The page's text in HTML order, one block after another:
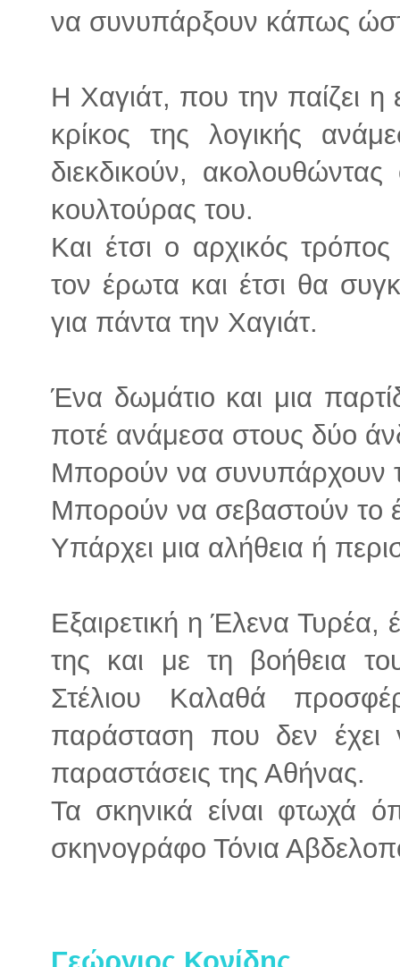
να συνυπάρξουν κάπως
Η Χαγιάτ, που την παίζει η
κρίκος της λογικής
διεκδικούν,
κουλτούρας του.
Και έτσι ο αρχικός
τον έρωτα και έτσι θα
για πάντα την Χαγιάτ.
Ένα δωμάτιο και μια
ποτέ ανάμεσα στους δύο
Μπορούν να συνυπάρχουν
Μπορούν να σεβαστούν το
Υπάρχει μια αλήθεια ή
Εξαιρετική η Έλενα Τυρέα,
της και με τη βοήθεια
Στέλιου Καλαθά
παράσταση που δεν έχει
παραστάσεις της Αθήνας.
Τα σκηνικά είναι φτωχά
σκηνογράφο Τόνια
Γεώργιος Κονίδης